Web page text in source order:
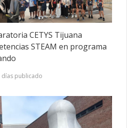
CETYS Tijuana
STEAM en programa
días publicado